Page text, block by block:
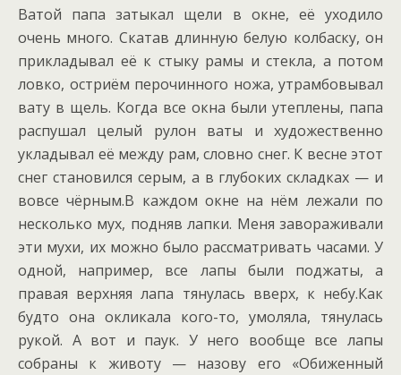
Ватой папа затыкал щели в окне, её уходило
очень много. Скатав длинную белую колбаску, он
прикладывал её к стыку рамы и стекла, а потом
ловко, остриём перочинного ножа, утрамбовывал
вату в щель. Когда все окна были утеплены, папа
распушал целый рулон ваты и художественно
укладывал её между рам, словно снег. К весне этот
снег становился серым, а в глубоких складках — и
вовсе чёрным.В каждом окне на нём лежали по
несколько мух, подняв лапки. Меня завораживали
эти мухи, их можно было рассматривать часами. У
одной, например, все лапы были поджаты, а
правая верхняя лапа тянулась вверх, к небу.Как
будто она окликала кого-то, умоляла, тянулась
рукой. А вот и паук. У него вообще все лапы
собраны к животу — назову его «Обиженный